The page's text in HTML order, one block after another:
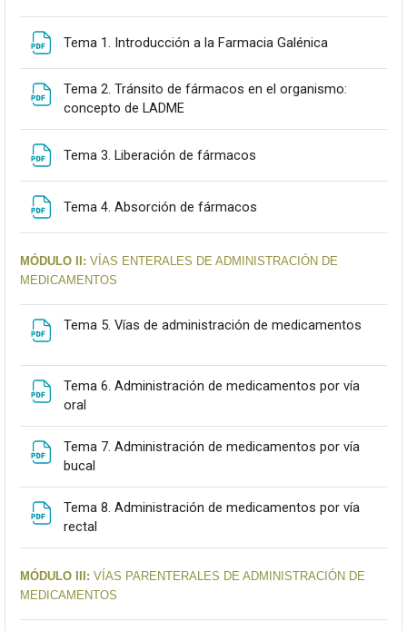
Tema 1. Introducción a la Farmacia Galénica
Tema 2. Tránsito de fármacos en el organismo:
concepto de LADME
Tema 3. Liberación de fármacos
Tema 4. Absorción de fármacos
MÓDULO II: VÍAS ENTERALES DE ADMINISTRACIÓN DE
MEDICAMENTOS
Tema 5. Vías de administración de medicamentos
Tema 6. Administración de medicamentos por vía
oral
Tema 7. Administración de medicamentos por vía
bucal
Tema 8. Administración de medicamentos por vía
rectal
MÓDULO III: VÍAS PARENTERALES DE ADMINISTRACIÓN DE
MEDICAMENTOS